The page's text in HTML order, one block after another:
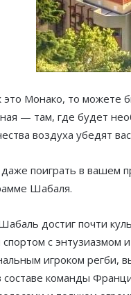
Монако, то можете
— там, где будет
воздуха убедят
поиграть в вашем
Шабаля.
достиг почти
спортом с энтузиазмом
игроком регби,
составе команды